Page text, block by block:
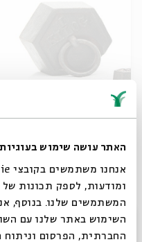
האתר עושה שימוש בעוגיות
ומודעות, לספק תכונות
המשתמשים שלנו. בנוסף,
השימוש באתר שלנו עם
החברתית, הפרסום וניתוח
Moral Hazard
סגור